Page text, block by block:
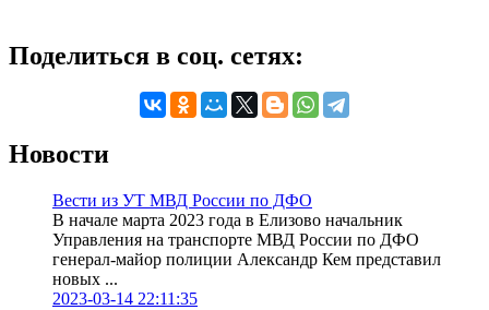
Поделиться в соц. сетях:
Новости
Вести из УТ МВД России по ДФО
В начале марта 2023 года в Елизово начальник
Управления на транспорте МВД России по ДФО
генерал-майор полиции Александр Кем представил
новых ...
2023-03-14 22:11:35